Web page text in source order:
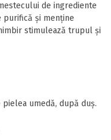
de ingrediente
purifică și menține
stimulează trupul și
umedă, după duș.